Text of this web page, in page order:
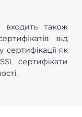
також
від
сертифікації як
сертифікати